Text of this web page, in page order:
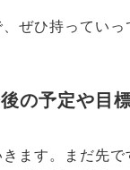
ぜひ持っていっ
の予定や目
ます。まだ先